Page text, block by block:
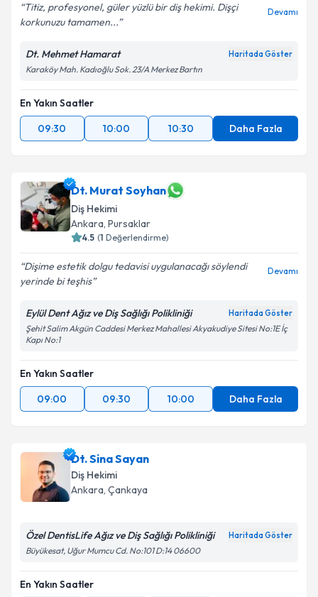
Titiz, profesyonel, güler yüzlü bir diş hekimi. Dişçi
korkunuzu tamamen...
Devamı
Dt. Mehmet Hamarat Haritada Göster
Karaköy Mah. Kadıoğlu Sok. 23/A Merkez Bartın
En Yakın Saatler
09:30
10:00 10:30 Daha Fazla
Dt. Murat Soyhan
Diş Hekimi
Ankara, Pursaklar
4.5 (1 Değerlendirme)
Dişime estetik dolgu tedavisi uygulanacağı söylendi
yerinde bi teşhis
Devamı
Eylül Dent Ağız ve Diş Sağlığı Polikliniği Haritada Göster
Şehit Salim Akgün Caddesi Merkez Mahallesi Akyakudiye Sitesi No:1E İç
Kapı No:1
En Yakın Saatler
09:00
09:30 10:00 Daha Fazla
Dt. Sina Sayan
Diş Hekimi
Ankara, Çankaya
Özel DentisLife Ağız ve Diş Sağlığı Polikliniği Haritada Göster
Büyükesat, Uğur Mumcu Cd. No:101 D:14 06600
En Yakın Saatler